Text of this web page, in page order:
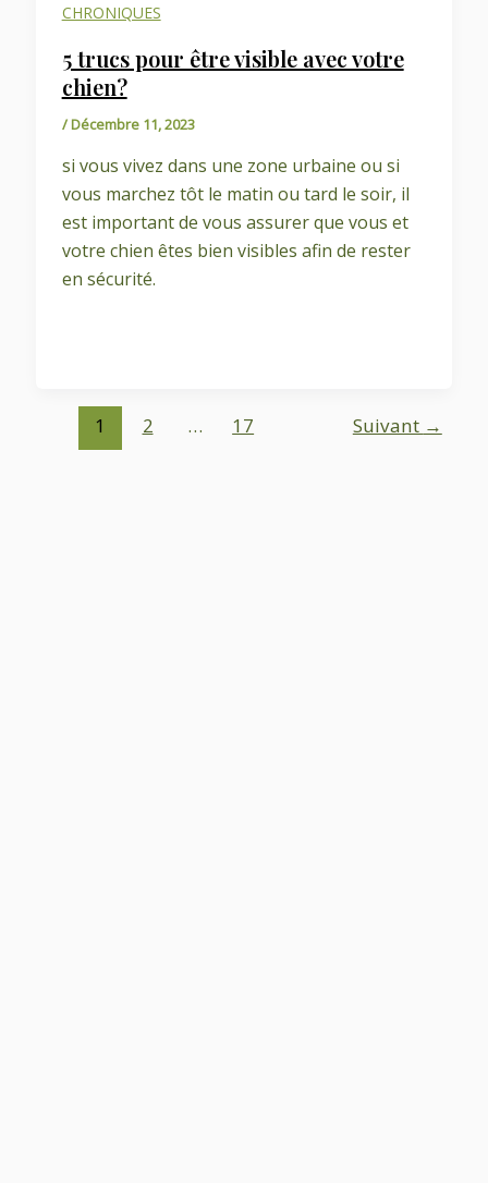
CHRONIQUES
5 trucs pour être visible avec votre
chien?
/Décembre 11, 2023
si vous vivez dans une zone urbaine ou si
vous marchez tôt le matin ou tard le soir, il
est important de vous assurer que vous et
votre chien êtes bien visibles afin de rester
en sécurité.
1 2 … 17 Suivant →